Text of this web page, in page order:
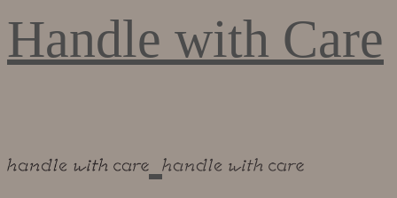
Handle with Care